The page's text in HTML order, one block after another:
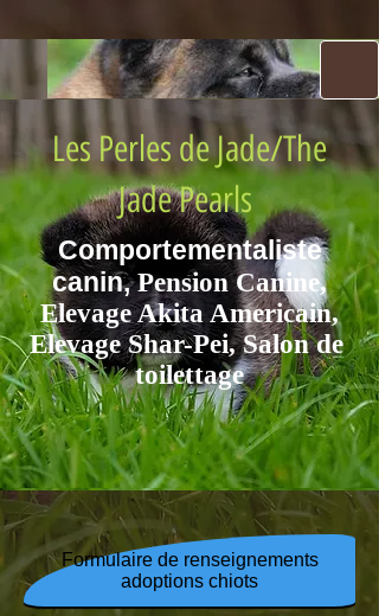
Formulaire de renseignements
adoptions chiots
Les Perles de Jade/The
Jade Pe​arls
Comportementaliste
canin, Pension Canine,
Eleva​ge Aki​ta Americain,
Elevage Shar-Pei, Salon de ​
toilettage